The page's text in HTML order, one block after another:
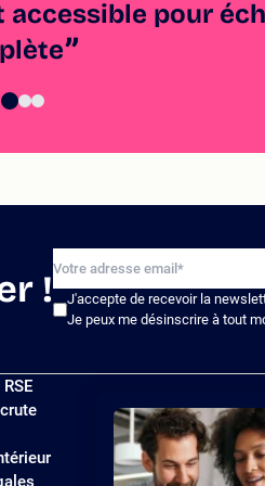
pour
!
J'accepte de recevoir la
Je peux me désinscrire à tout